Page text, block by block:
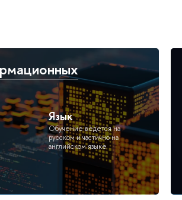
Язык
Обучение ведется на
русском и частично на
английском языке